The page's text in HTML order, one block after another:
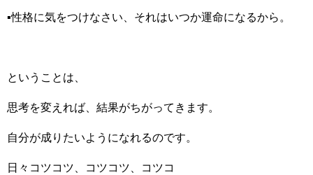
▪性格に気をつけなさい、それはいつか運命になるから。
ということは、
思考を変えれば、結果がちがってきます。
自分が成りたいようになれるのです。
日々コツコツ、コツコツ、コツコ